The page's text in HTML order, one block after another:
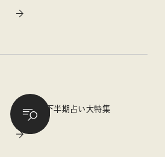
2026年下半期占い大特集